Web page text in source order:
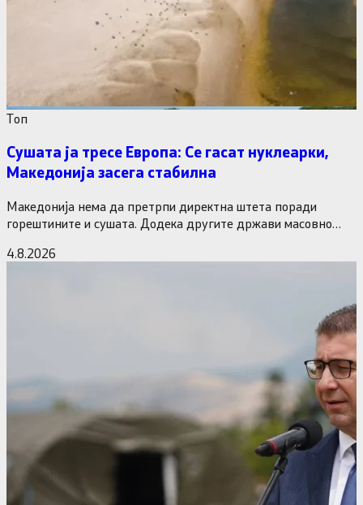
Tоп
Сушата ја тресе Европа: Се гасат нуклеарки,
Македонија засега стабилна
Македонија нема да претрпи директна штета поради
горештините и сушата. Додека другите држави масовно
4.8.2026